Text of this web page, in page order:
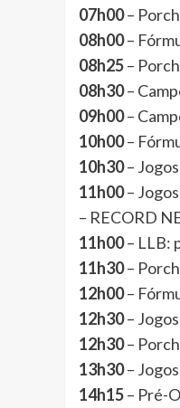
07h00–
08h00–
08h25–
08h30–
09h00–
10h00–
10h30–
11h00–
– RECORD
11h00– LLB:
11h30–
12h00–
12h30–
12h30–
13h30–
14h15– Pré-